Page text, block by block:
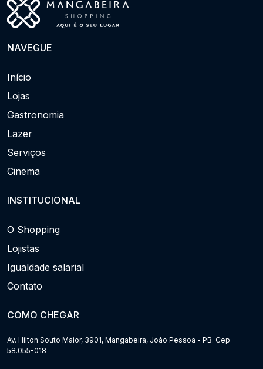
NAVEGUE
Início
Lojas
Gastronomia
Lazer
Serviços
Cinema
INSTITUCIONAL
O Shopping
Lojistas
Igualdade salarial
Contato
COMO CHEGAR
Av. Hilton Souto Maior, 3901, Mangabeira, João Pessoa - PB. Cep
58.055-018